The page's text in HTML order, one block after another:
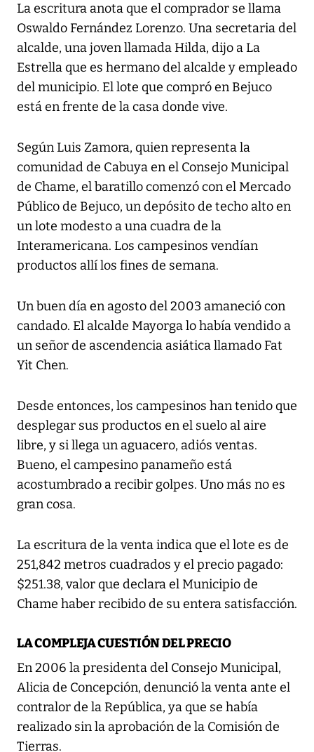
La escritura anota que el comprador se llama
Oswaldo Fernández Lorenzo. Una secretaria del
alcalde, una joven llamada Hilda, dijo a La
Estrella que es hermano del alcalde y empleado
del municipio. El lote que compró en Bejuco
está en frente de la casa donde vive.
Según Luis Zamora, quien representa la
comunidad de Cabuya en el Consejo Municipal
de Chame, el baratillo comenzó con el Mercado
Público de Bejuco, un depósito de techo alto en
un lote modesto a una cuadra de la
Interamericana. Los campesinos vendían
productos allí los fines de semana.
Un buen día en agosto del 2003 amaneció con
candado. El alcalde Mayorga lo había vendido a
un señor de ascendencia asiática llamado Fat
Yit Chen.
Desde entonces, los campesinos han tenido que
desplegar sus productos en el suelo al aire
libre, y si llega un aguacero, adiós ventas.
Bueno, el campesino panameño está
acostumbrado a recibir golpes. Uno más no es
gran cosa.
La escritura de la venta indica que el lote es de
251,842 metros cuadrados y el precio pagado:
$251.38, valor que declara el Municipio de
Chame haber recibido de su entera satisfacción.
LA COMPLEJA CUESTIÓN DEL PRECIO
En 2006 la presidenta del Consejo Municipal,
Alicia de Concepción, denunció la venta ante el
contralor de la República, ya que se había
realizado sin la aprobación de la Comisión de
Tierras.